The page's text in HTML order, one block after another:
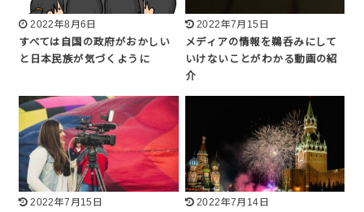
2022年8月6日
すべては自国の政府がおかしい
と日本民族が気づくように
2022年7月15日
メディアの情報を鵜呑みにして
いけないことがわかる動画の紹
介
2022年7月15日
2022年7月14日